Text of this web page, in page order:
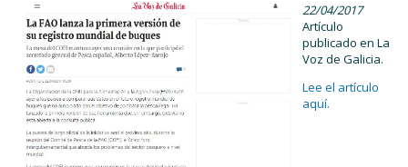
22/04/2017
Artículo
publicado en La
Voz de Galicia.
Lee el artículo
aquí.